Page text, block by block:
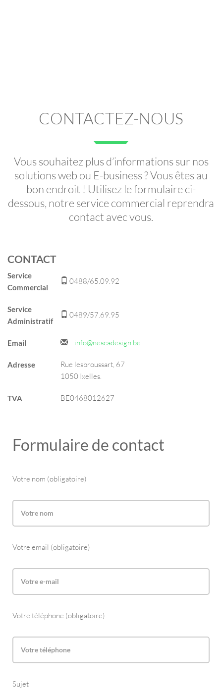
CONTACTEZ-NOUS
Vous souhaitez plus d’informations sur nos
solutions web ou E-business ? Vous êtes au
bon endroit ! Utilisez le formulaire ci-
dessous, notre service commercial reprendra
contact avec vous.
CONTACT
Service
Commercial
0488/65.09.92
Service
Administratif
0489/57.69.95
Email info@nescadesign.be
Adresse
Rue lesbroussart, 67
1050 Ixelles.
TVA BE0468012627
Formulaire de contact
Votre nom (obligatoire)
Votre email (obligatoire)
Votre téléphone (obligatoire)
Sujet